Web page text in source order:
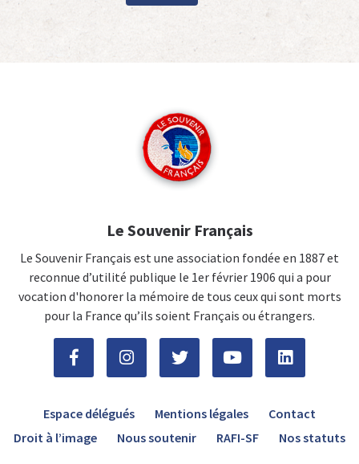
Le Souvenir Français
Le Souvenir Français est une association fondée en 1887 et
reconnue d’utilité publique le 1er février 1906 qui a pour
vocation d'honorer la mémoire de tous ceux qui sont morts
pour la France qu’ils soient Français ou étrangers.
Espace délégués Mentions légales
Contact
Droit à l’image
Nous soutenir RAFI-SF Nos statuts